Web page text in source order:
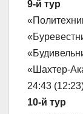
9-й тур
«Шахтер-
24:43
10-й тур